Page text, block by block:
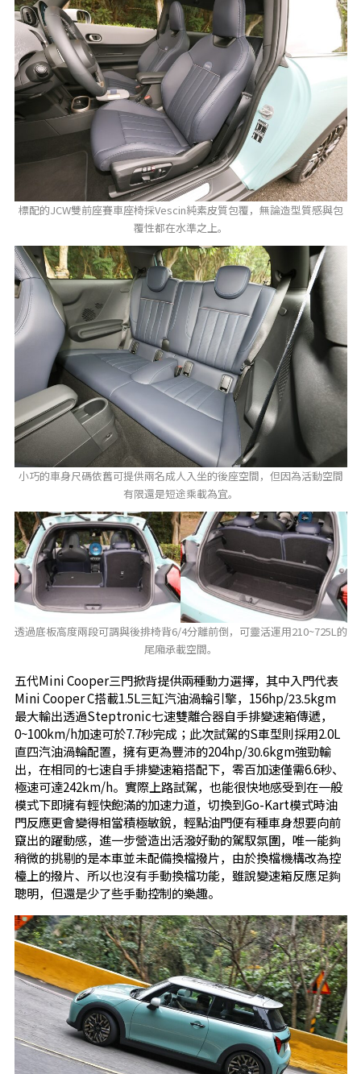
標配的JCW雙前座賽車座椅採Vescin純素皮質包覆，無論造型質感與包
覆性都在水準之上。
小巧的車身尺碼依舊可提供兩名成人入坐的後座空間，但因為活動空間
有限還是短途乘載為宜。
透過底板高度兩段可調與後排椅背6/4分離前倒，可靈活運用210~725L的
尾廂承載空間。
五代Mini Cooper三門掀背提供兩種動力選擇，其中入門代表
Mini Cooper C搭載1.5L三缸汽油渦輪引擎，156hp/23.5kgm
最大輸出透過Steptronic七速雙離合器自手排變速箱傳遞，
0~100km/h加速可於7.7秒完成；此次試駕的S車型則採用2.0L
直四汽油渦輪配置，擁有更為豐沛的204hp/30.6kgm強勁輸
出，在相同的七速自手排變速箱搭配下，零百加速僅需6.6秒、
極速可達242km/h。實際上路試駕，也能很快地感受到在一般
模式下即擁有輕快飽滿的加速力道，切換到Go-Kart模式時油
門反應更會變得相當積極敏銳，輕點油門便有種車身想要向前
竄出的躍動感，進一步營造出活潑好動的駕馭氛圍，唯一能夠
稍微的挑剔的是本車並未配備換檔撥片，由於換檔機構改為控
檯上的撥片、所以也沒有手動換檔功能，雖說變速箱反應足夠
聰明，但還是少了些手動控制的樂趣。